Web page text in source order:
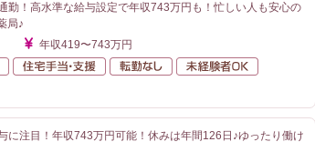
勤！高水準な給与設定で年収743万円も！忙しい人も安心の
局♪
年収419〜743万円
年間休日120日以上 住宅手当・支援 転勤なし
に注目！年収743万円可能！休みは年間126日♪ゆったり働け